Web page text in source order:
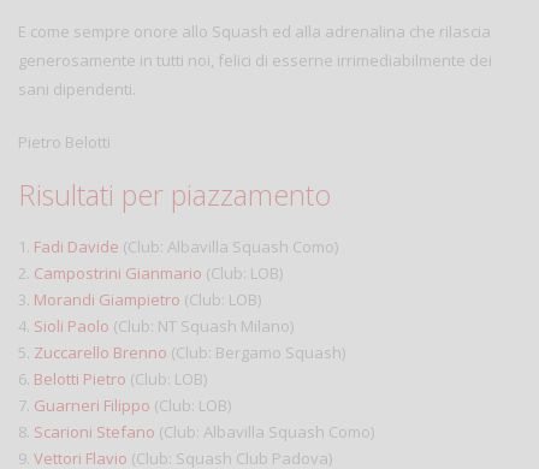
E come sempre onore allo Squash ed alla adrenalina che rilascia
generosamente in tutti noi, felici di esserne irrimediabilmente dei
sani dipendenti.
Pietro Belotti
Risultati per piazzamento
1. Fadi Davide (Club: Albavilla Squash Como)
2. Campostrini Gianmario (Club: LOB)
3. Morandi Giampietro (Club: LOB)
4. Sioli Paolo (Club: NT Squash Milano)
5. Zuccarello Brenno (Club: Bergamo Squash)
6. Belotti Pietro (Club: LOB)
7. Guarneri Filippo (Club: LOB)
8. Scarioni Stefano (Club: Albavilla Squash Como)
9. Vettori Flavio (Club: Squash Club Padova)